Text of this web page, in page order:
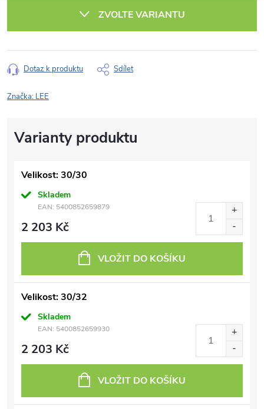
ZVOLTE VARIANTU
Dotaz k produktu Sdílet
Značka: LEE
Velikost: 30/30
Skladem
EAN: 5400852659879
2 203 Kč
VLOŽIT DO KOŠÍKU
Velikost: 30/32
Skladem
EAN: 5400852659930
2 203 Kč
VLOŽIT DO KOŠÍKU